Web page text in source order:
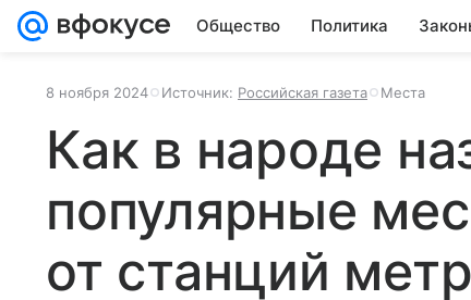
Общество Политика
8 ноября 2024 Источник: Российская газета Места
Как в народе
популярные
от станций